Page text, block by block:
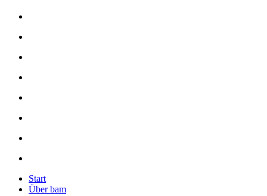
Start
Über bam